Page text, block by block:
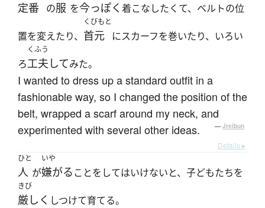
定番 の服 を今っぽく 着こなしたくて、ベルトの位
置を変えたり、
くびもと
首元 にスカーフを巻いたり、いろい
ろ
くふう
工夫してみた。
I wanted to dress up a standard outfit in a
fashionable way, so I changed the position of the
belt, wrapped a scarf around my neck, and
experimented with several other ideas.
— Jreibun
Details ▸
ひと
人 が
いや
嫌がることをしてはいけないと、子どもたちを
きび
厳しく しつけて育てる。